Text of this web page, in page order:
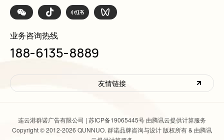
业务咨询热线
188-6135-8889
友情链接
连云港群诺广告有限公司 | 苏ICP备19065445号 由腾讯云提供计算服务
Copyright © 2012-2026 QUNNUO. 群诺品牌咨询与设计 版权所有 & 由腾讯